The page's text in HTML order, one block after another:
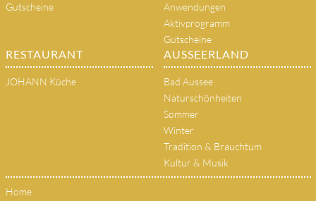
Gutscheine
Anwendungen
Aktivprogramm
Gutscheine
RESTAURANT
JOHANN Küche
AUSSEERLAND
Bad Aussee
Naturschönheiten
Sommer
Winter
Tradition & Brauchtum
Kultur & Musik
Home